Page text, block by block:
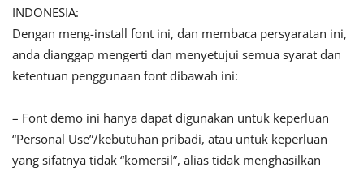
INDONESIA:
Dengan meng-install font ini, dan membaca persyaratan ini,
anda dianggap mengerti dan menyetujui semua syarat dan
ketentuan penggunaan font dibawah ini:
– Font demo ini hanya dapat digunakan untuk keperluan
“Personal Use”/kebutuhan pribadi, atau untuk keperluan
yang sifatnya tidak “komersil”, alias tidak menghasilkan